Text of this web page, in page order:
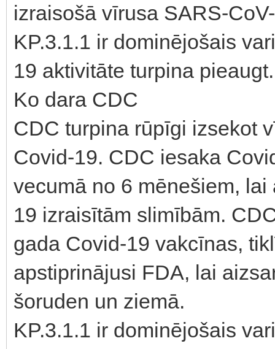
izraisošā vīrusa SARS-
KP.3.1.1 ir dominējošais
19 aktivitāte turpina pieaugt.
Ko dara CDC
CDC turpina rūpīgi izsekot
Covid-19. CDC iesaka
vecumā no 6 mēnešiem,
19 izraisītām slimībām.
gada Covid-19 vakcīnas,
apstiprinājusi FDA, lai
šoruden un ziemā.
KP.3.1.1 ir dominējošais